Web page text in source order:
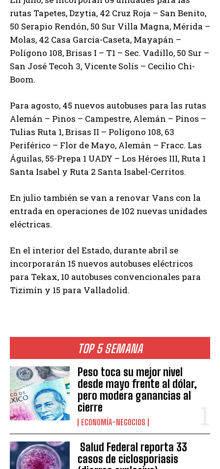
TOP 5 SEMANA
Peso toca su mejor nivel
desde mayo frente al dólar,
pero modera ganancias al
cierre
ECONOMÍA-NEGOCIOS
Salud Federal reporta 33
casos de ciclosporiasis
rutas Tapetes, Dzytia, 42 Cruz Roja – San Benito,
50 Serapio Rendón, 50 Sur Villa Magna, Mérida –
Molas, 42 Casa García-Caseta, Mayapán –
Polígono 108, Brisas I – T1 – Sec. Vadillo, 50 Sur –
San José Tecoh 3, Vicente Solís – Cecilio Chi-
Boom.
Para agosto, 45 nuevos autobuses para las rutas
Alemán – Pinos – Campestre, Alemán – Pinos –
Tulias Ruta 1, Brisas II – Polígono 108, 63
Periférico – Flor de Mayo, Alemán – Fracc. Las
Águilas, 55-Prepa 1 UADY – Los Héroes III, Ruta 1
Santa Isabel y Ruta 2 Santa Isabel-Cerritos.
En julio también se van a renovar Vans con la
entrada en operaciones de 102 nuevas unidades
eléctricas.
En el interior del Estado, durante abril se
incorporarán 15 nuevos autobuses eléctricos
para Tekax, 10 autobuses convencionales para
Tizimín y 15 para Valladolid.